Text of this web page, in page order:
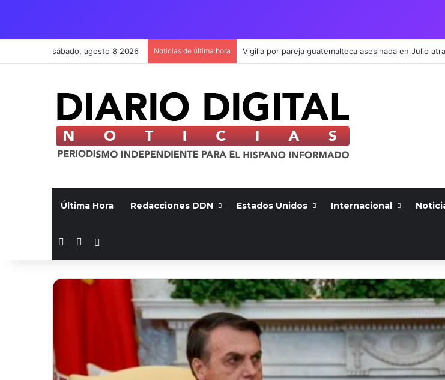
sábado, agosto 8 2026 Noticias de última hora
Última Hora Redacciones DDN Estados Unidos Internacional
Facebook